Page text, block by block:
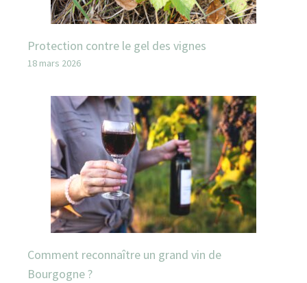
Protection contre le gel des vignes
18 mars 2026
Comment reconnaître un grand vin de
Bourgogne ?